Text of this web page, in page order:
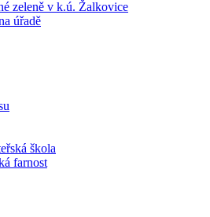
zeleně v k.ú. Žalkovice
úřadě
škola
farnost